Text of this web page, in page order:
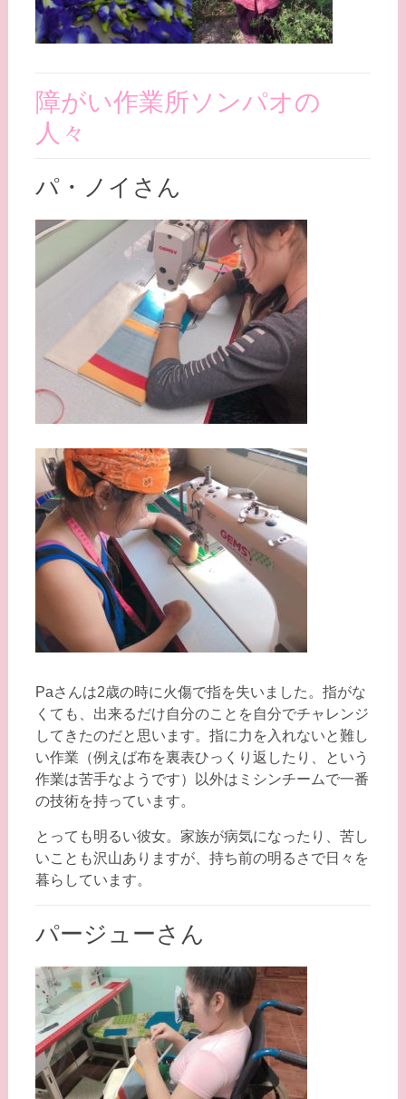
障がい作業所ソンパオの
人々
パ・ノイさん
Paさんは2歳の時に火傷で指を失いました。指がな
くても、出来るだけ自分のことを自分でチャレンジ
してきたのだと思います。指に力を入れないと難し
い作業（例えば布を裏表ひっくり返したり、という
作業は苦手なようです）以外はミシンチームで一番
の技術を持っています。
とっても明るい彼女。家族が病気になったり、苦し
いことも沢山ありますが、持ち前の明るさで日々を
暮らしています。
パージューさん